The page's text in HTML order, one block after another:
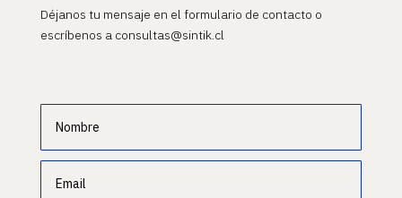
Déjanos tu mensaje en el formulario de contacto o
escríbenos a consultas@sintik.cl